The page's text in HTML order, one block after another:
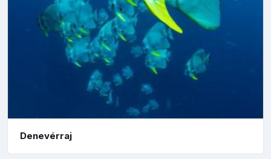
Denevérraj